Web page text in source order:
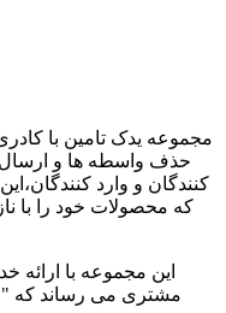
مجموعه یدک تامین با
حذف واسطه ها و ارسال
کنندگان و وارد
که محصولات خود را با
این مجموعه با ارائه
مشتری می رساند که "